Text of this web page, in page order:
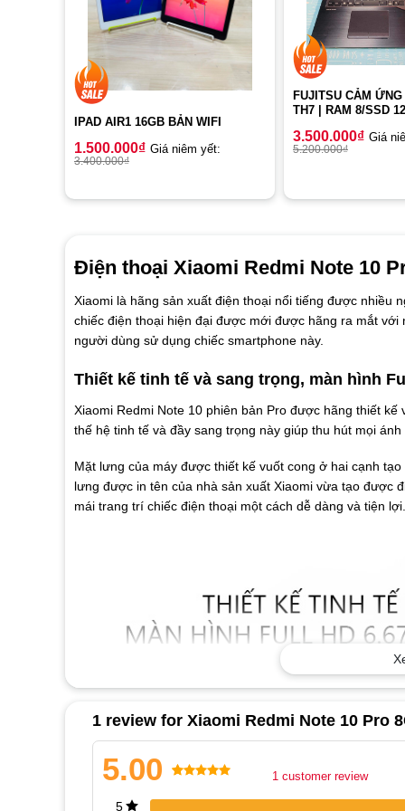
IPAD AIR1 16GB BẢN WIFI
1.500.000₫ Giá niêm yết:
3.400.000₫
FUJITSU CẢM
TH7 | RAM 8/SSD
3.500.000₫ Giá
5.200.000₫
Điện thoại Xiaomi Redmi Note 10
Xiaomi là hãng sản xuất điện thoại nổi tiếng được nhiều
chiếc điện thoại hiện đại được mới được hãng ra mắt
người dùng sử dụng chiếc smartphone này.
Thiết kế tinh tế và sang trọng, màn hình
Xiaomi Redmi Note 10 phiên bản Pro được hãng thiết
thế hệ tinh tế và đầy sang trọng này giúp thu hút mọi
Mặt lưng của máy được thiết kế vuốt cong ở hai cạnh
lưng được in tên của nhà sản xuất Xiaomi vừa tạo được
mái trang trí chiếc điện thoại một cách dễ dàng và tiện lợi.
1 review for Xiaomi Redmi Note 10 Pro
5.00
Rated5.00
1
1 customer review
5